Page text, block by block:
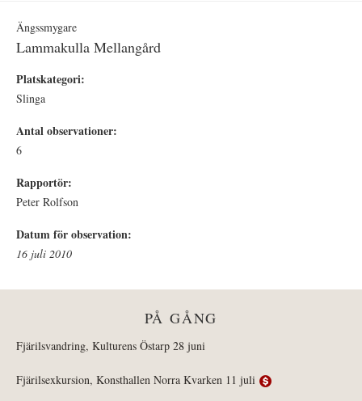
Ängssmygare
Lammakulla Mellangård
Platskategori:
Slinga
Antal observationer:
6
Rapportör:
Peter Rolfson
Datum för observation:
16 juli 2010
PÅ GÅNG
Fjärilsvandring, Kulturens Östarp 28 juni
Fjärilsexkursion, Konsthallen Norra Kvarken 11 juli